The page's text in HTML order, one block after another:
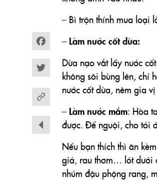
Facebook
Twitter
– Bì trộn thính mua loại
– Làm nước cốt dừa:
Dừa nạo vắt lấy nước
không sôi bùng lên, chỉ
nước cốt dừa, nêm gia
– Làm nước mắm: Hòa
được. Để nguội, cho tỏi
Nếu bạn thích thì ăn
giá, rau thơm… lót dưới
nhúm đậu phộng rang,